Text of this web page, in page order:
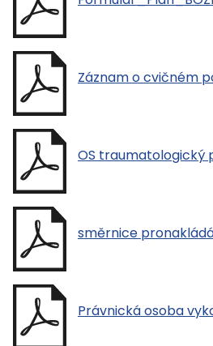
Záznam o cvičném
OS traumatologický
směrnice
Právnická osoba